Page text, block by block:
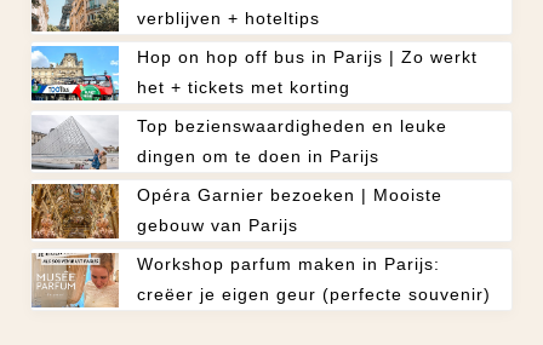
verblijven + hoteltips
Hop on hop off bus in Parijs | Zo werkt
het + tickets met korting
Top bezienswaardigheden en leuke
dingen om te doen in Parijs
Opéra Garnier bezoeken | Mooiste
gebouw van Parijs
Workshop parfum maken in Parijs:
creëer je eigen geur (perfecte souvenir)